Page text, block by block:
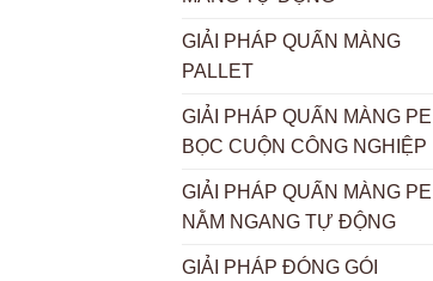
GIẢI PHÁP QUẤN MÀNG
PALLET
GIẢI PHÁP QUẤN MÀNG PE
BỌC CUỘN CÔNG NGHIỆP
GIẢI PHÁP QUẤN MÀNG PE
NẰM NGANG TỰ ĐỘNG
GIẢI PHÁP ĐÓNG GÓI